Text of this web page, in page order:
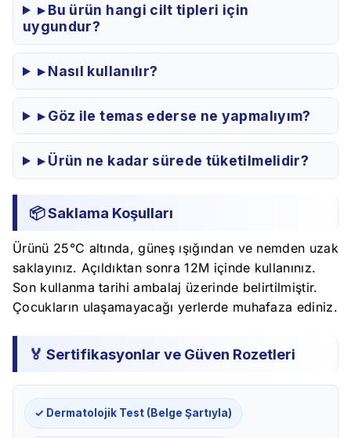
▸ Bu ürün hangi cilt tipleri için
uygundur?
▸ Nasıl kullanılır?
▸ Göz ile temas ederse ne yapmalıyım?
▸ Ürün ne kadar sürede tüketilmelidir?
📦 Saklama Koşulları
Ürünü 25°C altında, güneş ışığından ve nemden uzak
saklayınız. Açıldıktan sonra 12M içinde kullanınız.
Son kullanma tarihi ambalaj üzerinde belirtilmiştir.
Çocukların ulaşamayacağı yerlerde muhafaza ediniz.
🏅 Sertifikasyonlar ve Güven Rozetleri
✓ Dermatolojik Test (Belge Şartıyla)